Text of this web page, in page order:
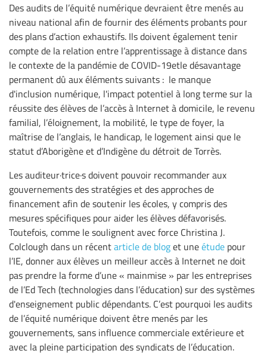
Des audits de l’équité numérique devraient être menés au
niveau national afin de fournir des éléments probants pour
des plans d’action exhaustifs. Ils doivent également tenir
compte de la relation entre l’apprentissage à distance dans
le contexte de la pandémie de COVID-19etle désavantage
permanent dû aux éléments suivants : le manque
d'inclusion numérique, l'impact potentiel à long terme sur la
réussite des élèves de l’accès à Internet à domicile, le revenu
familial, l’éloignement, la mobilité, le type de foyer, la
maîtrise de l’anglais, le handicap, le logement ainsi que le
statut d’Aborigène et d’Indigène du détroit de Torrès.
Les auditeur·trice·s doivent pouvoir recommander aux
gouvernements des stratégies et des approches de
financement afin de soutenir les écoles, y compris des
mesures spécifiques pour aider les élèves défavorisés.
Toutefois, comme le soulignent avec force Christina J.
Colclough dans un récentarticle de bloget uneétude pour
l’IE, donner aux élèves un meilleur accès à Internet ne doit
pas prendre la forme d’une « mainmise » par les entreprises
de l’Ed Tech (technologies dans l’éducation) sur des systèmes
d'enseignement public dépendants. C’est pourquoi les audits
de l’équité numérique doivent être menés par les
gouvernements, sans influence commerciale extérieure et
avec la pleine participation des syndicats de l’éducation.